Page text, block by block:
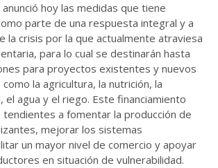
anunció hoy las medidas que tiene
parte de una respuesta integral y a
la crisis por la que actualmente atraviesa
para lo cual se destinarán hasta
para proyectos existentes y nuevos
la agricultura, la nutrición, la
el agua y el riego. Este financiamiento
tendientes a fomentar la producción de
mejorar los sistemas
un mayor nivel de comercio y apoyar
en situación de vulnerabilidad.